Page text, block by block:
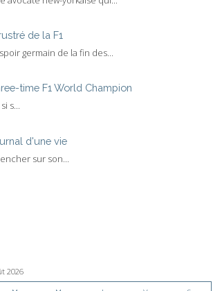
de la F1
germain de la fin des...
time F1 World Champion
s...
d'une vie
sur son...
2026